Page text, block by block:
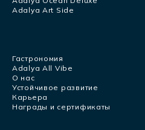
Adalya Art Side
Гастрономия
Adalya All Vibe
О нас
Устойчивое развитие
Карьера
Награды и сертификаты